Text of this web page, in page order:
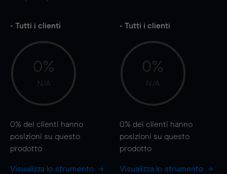
- Tutti i clienti
0%
N/A
0% dei clienti hanno
posizioni su questo
prodotto
Visualizza lo strumento
- Tutti i clienti
0%
N/A
0% dei clienti hanno
posizioni su questo
prodotto
Visualizza lo strumento